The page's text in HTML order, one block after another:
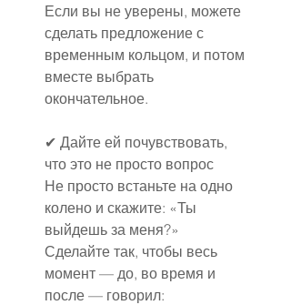
Если вы не уверены, можете
сделать предложение с
временным кольцом, и потом
вместе выбрать
окончательное.
✔ Дайте ей почувствовать,
что это не просто вопрос
Не просто встаньте на одно
колено и скажите: «Ты
выйдешь за меня?»
Сделайте так, чтобы весь
момент — до, во время и
после — говорил: